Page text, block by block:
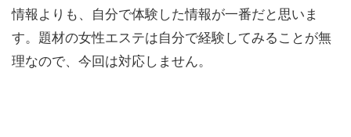
情報よりも、自分で体験した情報が一番だと思いま
す。題材の女性エステは自分で経験してみることが無
理なので、今回は対応しません。